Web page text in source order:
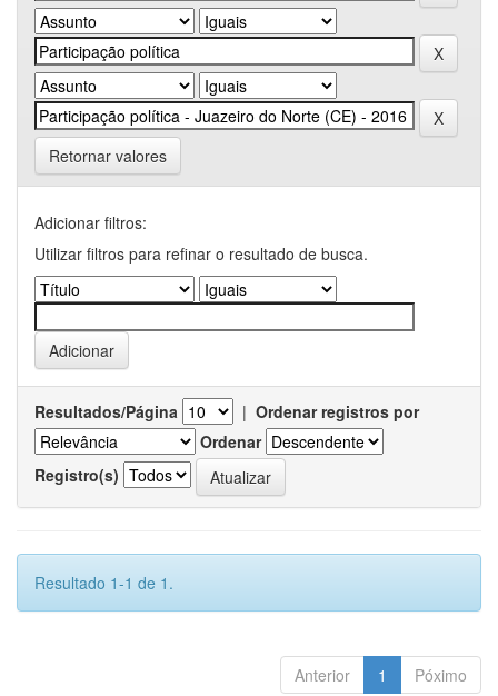
Retornar valores
Adicionar filtros:
Utilizar filtros para refinar o resultado de busca.
Resultados/Página | Ordenar registros por
Ordenar
Registro(s)
Resultado 1-1 de 1.
Anterior 1 Póximo